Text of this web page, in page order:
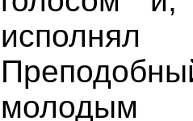
исполнял